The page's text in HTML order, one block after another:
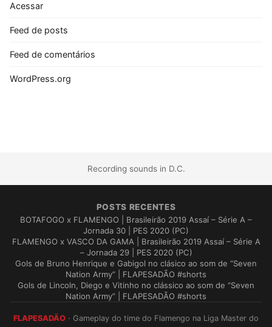
Acessar
Feed de posts
Feed de comentários
WordPress.org
Recording sounds in D.C.
POSTS RECENTES
BOTAFOGO x FLAMENGO | Brasileirão 2019 Assaí – Série A –
Jornada 30 | PES 2020 (PC)
FLAMENGO x VASCO DA GAMA | Brasileirão 2019 Assaí – Série A
– Jornada 29 | PES 2020 (PC)
Gols de Bruno Henrique e Gabigol no clásico ao som de “Seven
Nation Army” | FLAPESADÃO #shorts
Gols de Lincoln, Diego e Vitinho no clássico ao som de “Seven
Nation Army” | FLAPESADÃO #shorts
FLAPESADÃO · Gameplay do time do Flamengo na Liga Master do